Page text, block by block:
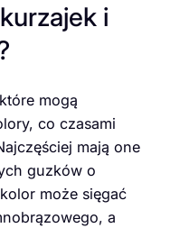
i
mogą
co czasami
mają one
guzków o
może sięgać
a